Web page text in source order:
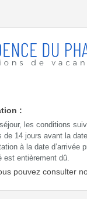
:
les conditions
14 jours avant la
à la date d’arrivée
est entièrement dû.
pouvez consulter